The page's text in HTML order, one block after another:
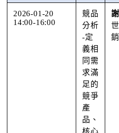
2026-01-20
14:00-16:00
競品
分析
-定
義相
同需
求滿
足的
競爭
產
品、